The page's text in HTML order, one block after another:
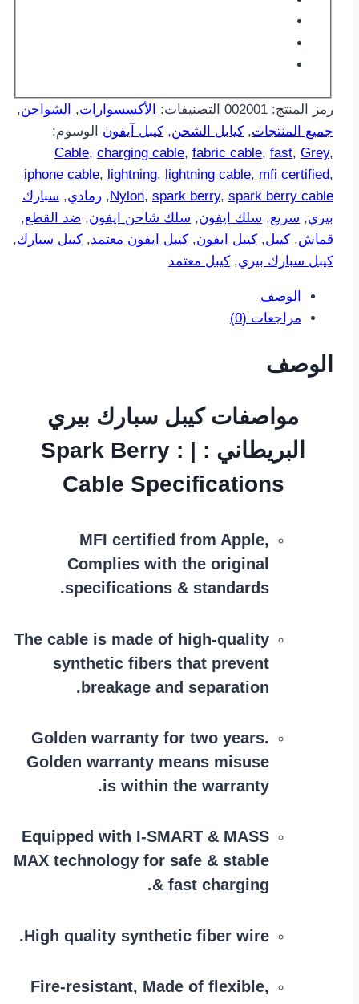
رمز المنتج: 002001 التصنيفات: الأكسسوارات, الشواحن,
جميع المنتجات, كيابل الشحن, كيبل آيفون
الوسوم:
Cable, charging cable, fabric cable, fast, Grey,
iphone cable, lightning, lightning cable, mfi certified,
Nylon, spark berry, spark berry cable
, رمادي, سبارك
بيري, سريع, سلك ايفون, سلك شاحن ايفون, ضد القطع,
قماش, كيبل, كيبل ايفون, كيبل ايفون معتمد, كيبل سبارك,
كيبل سبارك بيري, كيبل معتمد
الوصف
مراجعات (0)
الوصف
مواصفات كيبل سبارك بيري
البريطاني : | : Spark Berry
Cable Specifications
MFI certified from Apple,
Complies with the original
specifications & standards.
The cable is made of high-quality
synthetic fibers that prevent
breakage and separation.
Golden warranty for two years.
Golden warranty means misuse
is within the warranty.
Equipped with I-SMART & MASS
MAX technology for safe & stable
& fast charging.
High quality synthetic fiber wire.
Fire-resistant, Made of flexible,